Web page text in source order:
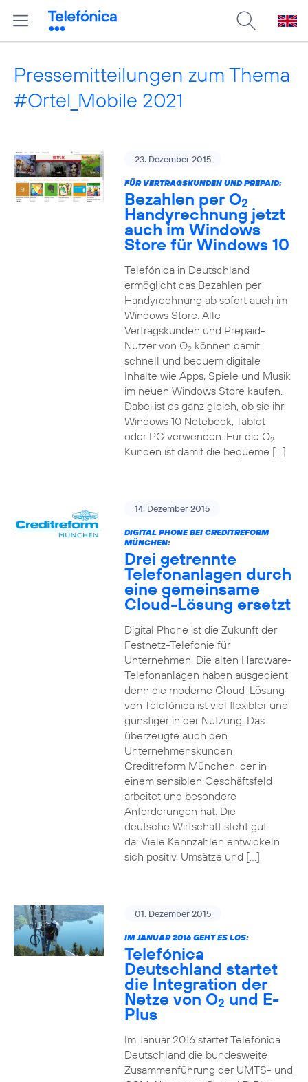
Pressemitteilungen zum Thema
#Ortel_Mobile 2021
23. Dezember 2015
FÜR VERTRAGSKUNDEN UND PREPAID:
Bezahlen per O2
Handyrechnung jetzt
auch im Windows
Store für Windows 10
Telefónica in Deutschland
ermöglicht das Bezahlen per
Handyrechnung ab sofort auch im
Windows Store. Alle
Vertragskunden und Prepaid-
Nutzer von O2können damit
schnell und bequem digitale
Inhalte wie Apps, Spiele und Musik
im neuen Windows Store kaufen.
Dabei ist es ganz gleich, ob sie ihr
Windows 10 Notebook, Tablet
oder PC verwenden. Für die O2
Kunden ist damit die bequeme […]
14. Dezember 2015
DIGITAL PHONE BEI CREDITREFORM
MÜNCHEN:
Drei getrennte
Telefonanlagen durch
eine gemeinsame
Cloud-Lösung ersetzt
Digital Phone ist die Zukunft der
Festnetz-Telefonie für
Unternehmen. Die alten Hardware-
Telefonanlagen haben ausgedient,
denn die moderne Cloud-Lösung
von Telefónica ist viel flexibler und
günstiger in der Nutzung. Das
überzeugte auch den
Unternehmenskunden
Creditreform München, der in
einem sensiblen Geschäftsfeld
arbeitet und besondere
Anforderungen hat. Die
deutsche Wirtschaft steht gut
da: Viele Kennzahlen entwickeln
sich positiv, Umsätze und […]
01. Dezember 2015
IM JANUAR 2016 GEHT ES LOS:
Telefónica
Deutschland startet
die Integration der
Netze von O2 und E-
Plus
Im Januar 2016 startet Telefónica
Deutschland die bundesweite
Zusammenführung der UMTS- und